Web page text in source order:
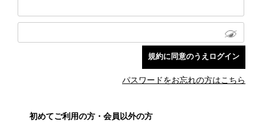
パスワードをお忘れの方はこちら
初めてご利用の方・会員以外の方